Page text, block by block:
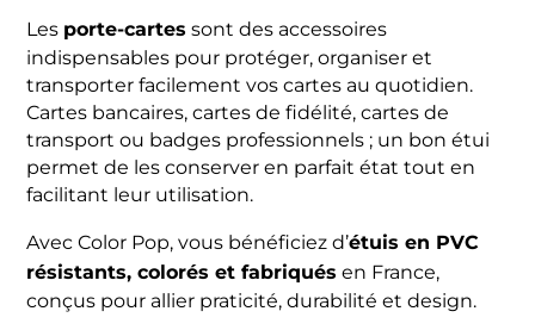
Les porte-cartes sont des accessoires
indispensables pour protéger, organiser et
transporter facilement vos cartes au quotidien.
Cartes bancaires, cartes de fidélité, cartes de
transport ou badges professionnels ; un bon étui
permet de les conserver en parfait état tout en
facilitant leur utilisation.
Avec Color Pop, vous bénéficiez d’étuis en PVC
résistants, colorés et fabriqués en France,
conçus pour allier praticité, durabilité et design.